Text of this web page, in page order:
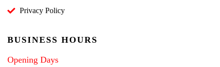
Privacy Policy
BUSINESS HOURS
Opening Days